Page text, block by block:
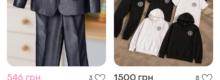
546 грн 3
распродажа до 07 авг.
Классический костюм
тройка на парня
1500 грн
Спортивні костюми chrome
heart
140 и еще 6